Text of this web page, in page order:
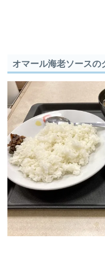
オマール海老ソースの